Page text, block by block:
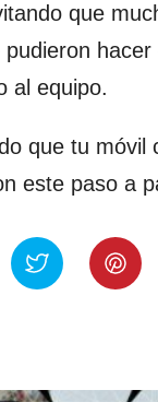
que
al equipo.
que tu móvil
este paso a